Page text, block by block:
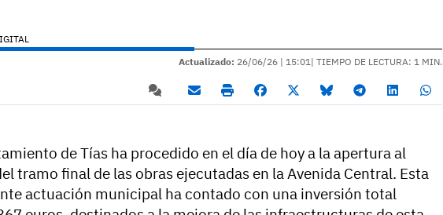
Actualizado: 26/06/26 | 15:01 | TIEMPO DE LECTURA: 1 MIN.
de Tías ha procedido en el día de hoy a la apertura al
tramo final de las obras ejecutadas en la Avenida Central. Esta
actuación municipal ha contado con una inversión total